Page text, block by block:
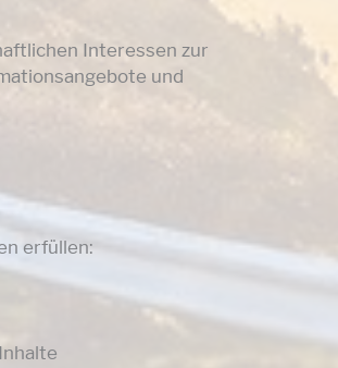
Interessen zur
und
erfüllen: